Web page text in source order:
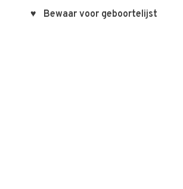
♥ Bewaar voor geboortelijst